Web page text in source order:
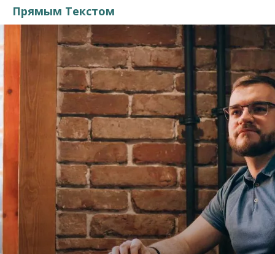
Прямым Текстом